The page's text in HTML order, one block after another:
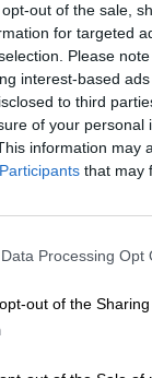
out of the sale,
for targeted
Please
interest-based
to third
of your personal
information may
that may
Processing Opt
out of the